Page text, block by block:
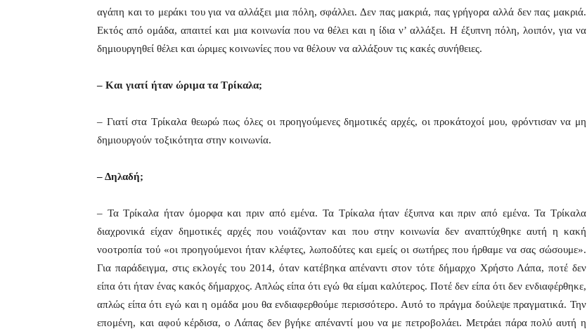
αγάπη και το μεράκι του για να αλλάξει μια πόλη, σφάλλει. Δεν πας μακριά, πας γρήγορα αλλά δεν πας μακριά.
Εκτός από ομάδα, απαιτεί και μια κοινωνία που να θέλει και η ίδια ν’ αλλάξει. Η έξυπνη πόλη, λοιπόν, για να
δημιουργηθεί θέλει και ώριμες κοινωνίες που να θέλουν να αλλάξουν τις κακές συνήθειες.
– Και γιατί ήταν ώριμα τα Τρίκαλα;
– Γιατί στα Τρίκαλα θεωρώ πως όλες οι προηγούμενες δημοτικές αρχές, οι προκάτοχοί μου, φρόντισαν να μη
δημιουργούν τοξικότητα στην κοινωνία.
– Δηλαδή;
– Τα Τρίκαλα ήταν όμορφα και πριν από εμένα. Τα Τρίκαλα ήταν έξυπνα και πριν από εμένα. Τα Τρίκαλα
διαχρονικά είχαν δημοτικές αρχές που νοιάζονταν και που στην κοινωνία δεν αναπτύχθηκε αυτή η κακή
νοοτροπία τού «οι προηγούμενοι ήταν κλέφτες, λωποδύτες και εμείς οι σωτήρες που ήρθαμε να σας σώσουμε».
Για παράδειγμα, στις εκλογές του 2014, όταν κατέβηκα απέναντι στον τότε δήμαρχο Χρήστο Λάπα, ποτέ δεν
είπα ότι ήταν ένας κακός δήμαρχος. Απλώς είπα ότι εγώ θα είμαι καλύτερος. Ποτέ δεν είπα ότι δεν ενδιαφέρθηκε,
απλώς είπα ότι εγώ και η ομάδα μου θα ενδιαφερθούμε περισσότερο. Αυτό το πράγμα δούλεψε πραγματικά. Την
επομένη, και αφού κέρδισα, ο Λάπας δεν βγήκε απέναντί μου να με πετροβολάει. Μετράει πάρα πολύ αυτή η